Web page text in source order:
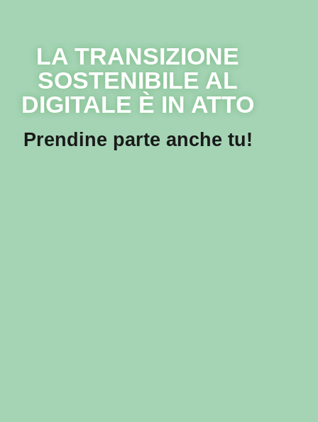
LA TRANSIZIONE
SOSTENIBILE AL
DIGITALE È IN ATTO
Prendine parte anche tu!